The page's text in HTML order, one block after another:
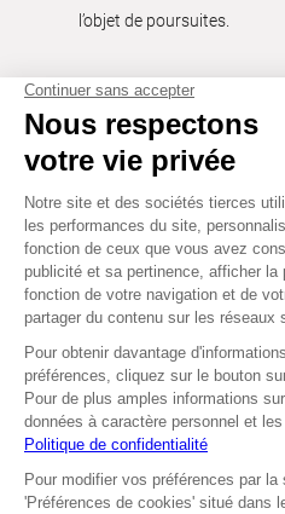
l’objet de poursuites.
Tous droits réservés ©
Mentions légales
Cookies CGV
Facebook